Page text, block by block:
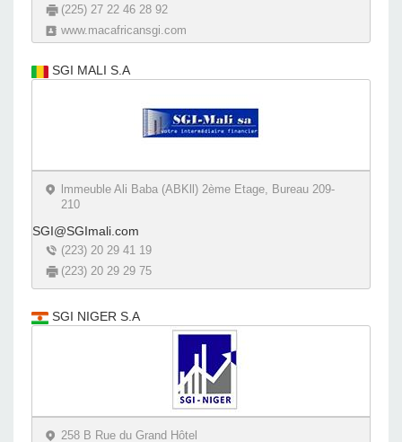
(225) 27 22 46 28 92
www.macafricansgi.com
SGI MALI S.A
lmmeuble Ali Baba (ABKll) 2ème Etage, Bureau 209-
210
SGI@SGImali.com
(223) 20 29 41 19
(223) 20 29 29 75
SGI NIGER S.A
258 B Rue du Grand Hôtel